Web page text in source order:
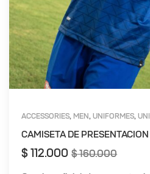
ACCESSORIES, MEN, UNIFORMES,
CAMISETA DE
$160.000
$ 112.000